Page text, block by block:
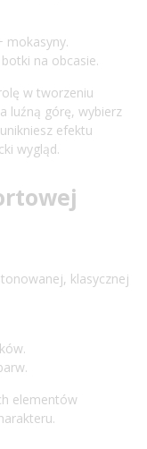
mokasyny.
na obcasie.
w tworzeniu
luźną górę, wybierz
efektu
wygląd.
klasycznej
elementów